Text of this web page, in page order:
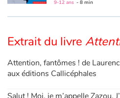
Contes d'ici et d'ailleurs
Livre audio
9-12 ans - 8 min
Extrait du livre
Attention, fantômes ! de
aux éditions Callicéphales